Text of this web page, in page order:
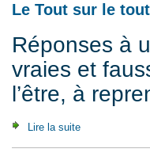
Le Tout sur le
Réponses à
vraies et
l’être, à
Lire la suite